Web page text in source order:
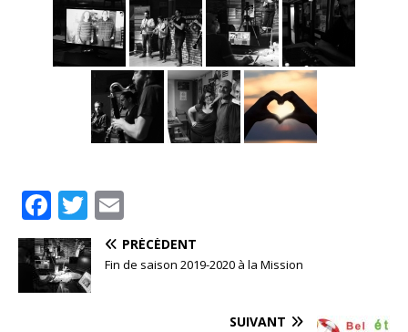
F
a
c
e
T
w
it
te
m
ai
PRÉCÉDENT
Fin de saison 2019-2020 à la Mission
SUIVANT